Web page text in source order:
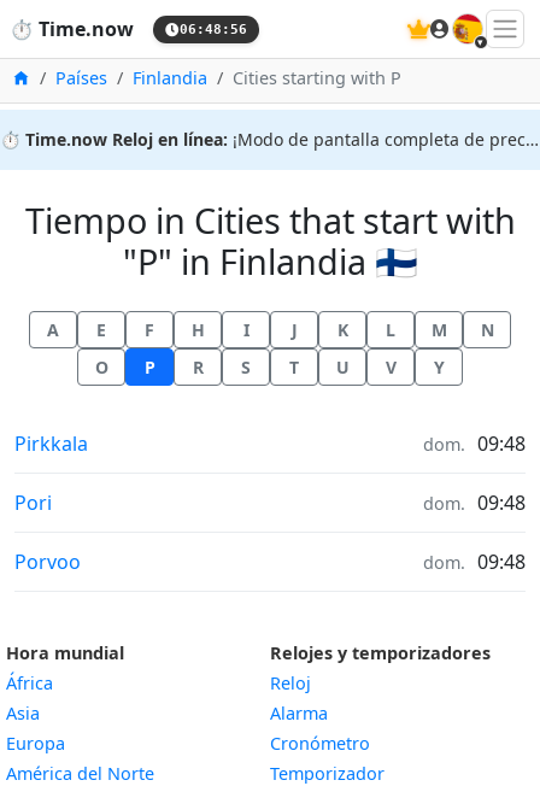
⏱️ Time.now 06:48:56 🇪🇸
InicioPaíses Finlandia Cities starting with P
⏱️ Time.now Reloj en línea: ¡Modo de pantalla completa de precisión!
Tiempo in Cities that start with
"P" in Finlandia 🇫🇮
A E F H I J K L M
N
O
P R S T U V Y
Tiempo in
Pirkkala dom. 09:48
Tiempo in
Pori dom. 09:48
Tiempo in
Porvoo dom. 09:48
Hora mundial
África
Asia
Europa
América del Norte
Relojes y temporizadores
Reloj
Alarma
Cronómetro
Temporizador